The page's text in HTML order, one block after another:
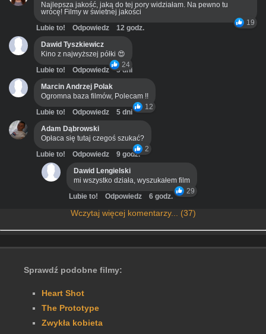
Najlepsza jakość, jaką do tej pory widziałam. Na pewno tu
wrócę! Filmy w świetnej jakości
19
Lubie to! Odpowiedz
12 godz.
Dawid Tyszkiewicz
Kino z najwyższej półki 😍
24
Lubie to! Odpowiedz
3 dni
Marcin Andrzej Polak
Ogromna baza filmów, Polecam !!
12
Lubie to! Odpowiedz
5 dni
Adam Dąbrowski
Opłaca się tutaj czegoś szukać?
2
Lubie to! Odpowiedz
9 godz.
Dawid Lengielski
mi wszystko działa, wyszukałem film
29
Lubie to! Odpowiedz 6 godz.
Wczytaj więcej komentarzy... (37)
Sprawdź podobne filmy:
Heart Shot
The Prototype
Zwykła kobieta